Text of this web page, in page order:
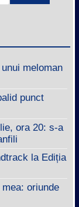
meloman
punct
ora 20: s-a
la Ediția
oriunde